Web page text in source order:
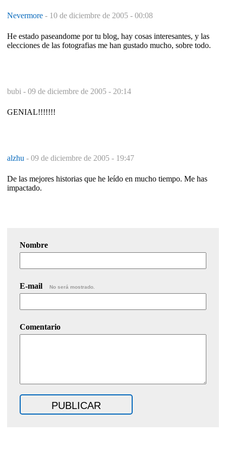
Nevermore - 10 de diciembre de 2005 - 00:08
He estado paseandome por tu blog, hay cosas interesantes, y las
elecciones de las fotografias me han gustado mucho, sobre todo.
bubi - 09 de diciembre de 2005 - 20:14
GENIAL!!!!!!!
alzhu - 09 de diciembre de 2005 - 19:47
De las mejores historias que he leído en mucho tiempo. Me has
impactado.
Nombre
E-mail No será mostrado.
Comentario